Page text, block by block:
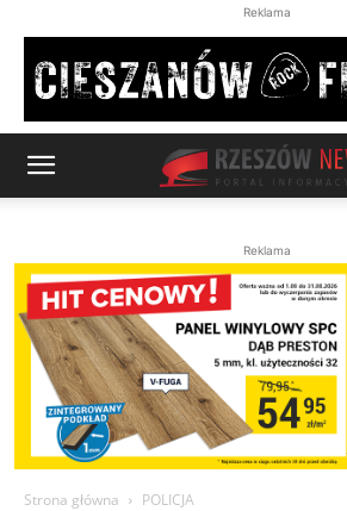
Reklama
Reklama
Strona główna POLICJA